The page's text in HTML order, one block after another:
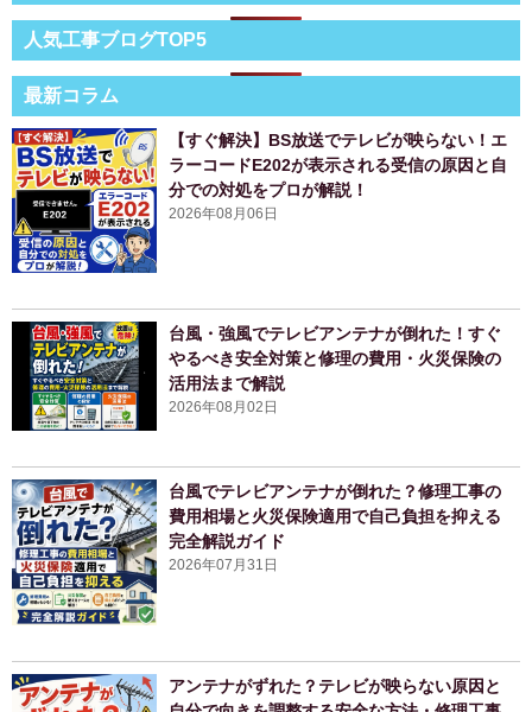
人気工事ブログTOP5
最新コラム
【すぐ解決】BS放送でテレビが映らない！エ
ラーコードE202が表示される受信の原因と自
分での対処をプロが解説！
2026年08月06日
台風・強風でテレビアンテナが倒れた！すぐ
やるべき安全対策と修理の費用・火災保険の
活用法まで解説
2026年08月02日
台風でテレビアンテナが倒れた？修理工事の
費用相場と火災保険適用で自己負担を抑える
完全解説ガイド
2026年07月31日
アンテナがずれた？テレビが映らない原因と